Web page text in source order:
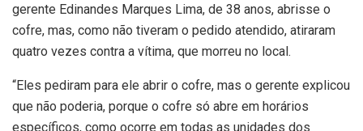
gerente Edinandes Marques Lima, de 38 anos, abrisse o
cofre, mas, como não tiveram o pedido atendido, atiraram
quatro vezes contra a vítima, que morreu no local.
“Eles pediram para ele abrir o cofre, mas o gerente explicou
que não poderia, porque o cofre só abre em horários
específicos, como ocorre em todas as unidades dos